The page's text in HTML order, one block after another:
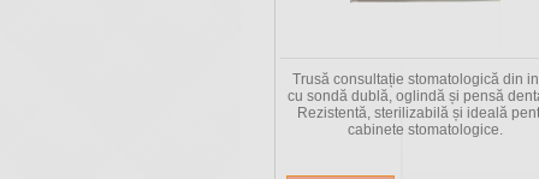
Trusă consultație stomatologică din
cu sondă dublă, oglindă și pensă
Rezistentă, sterilizabilă și ideală
cabinete stomatologice.